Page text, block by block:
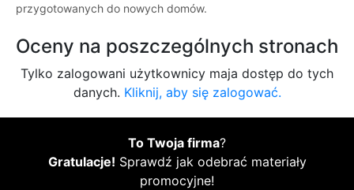
przygotowanych do nowych domów.
Oceny na poszczególnych stronach
Tylko zalogowani użytkownicy maja dostęp do tych
danych. Kliknij, aby się zalogować.
To Twoja firma?
Gratulacje! Sprawdź jak odebrać materiały
promocyjne!